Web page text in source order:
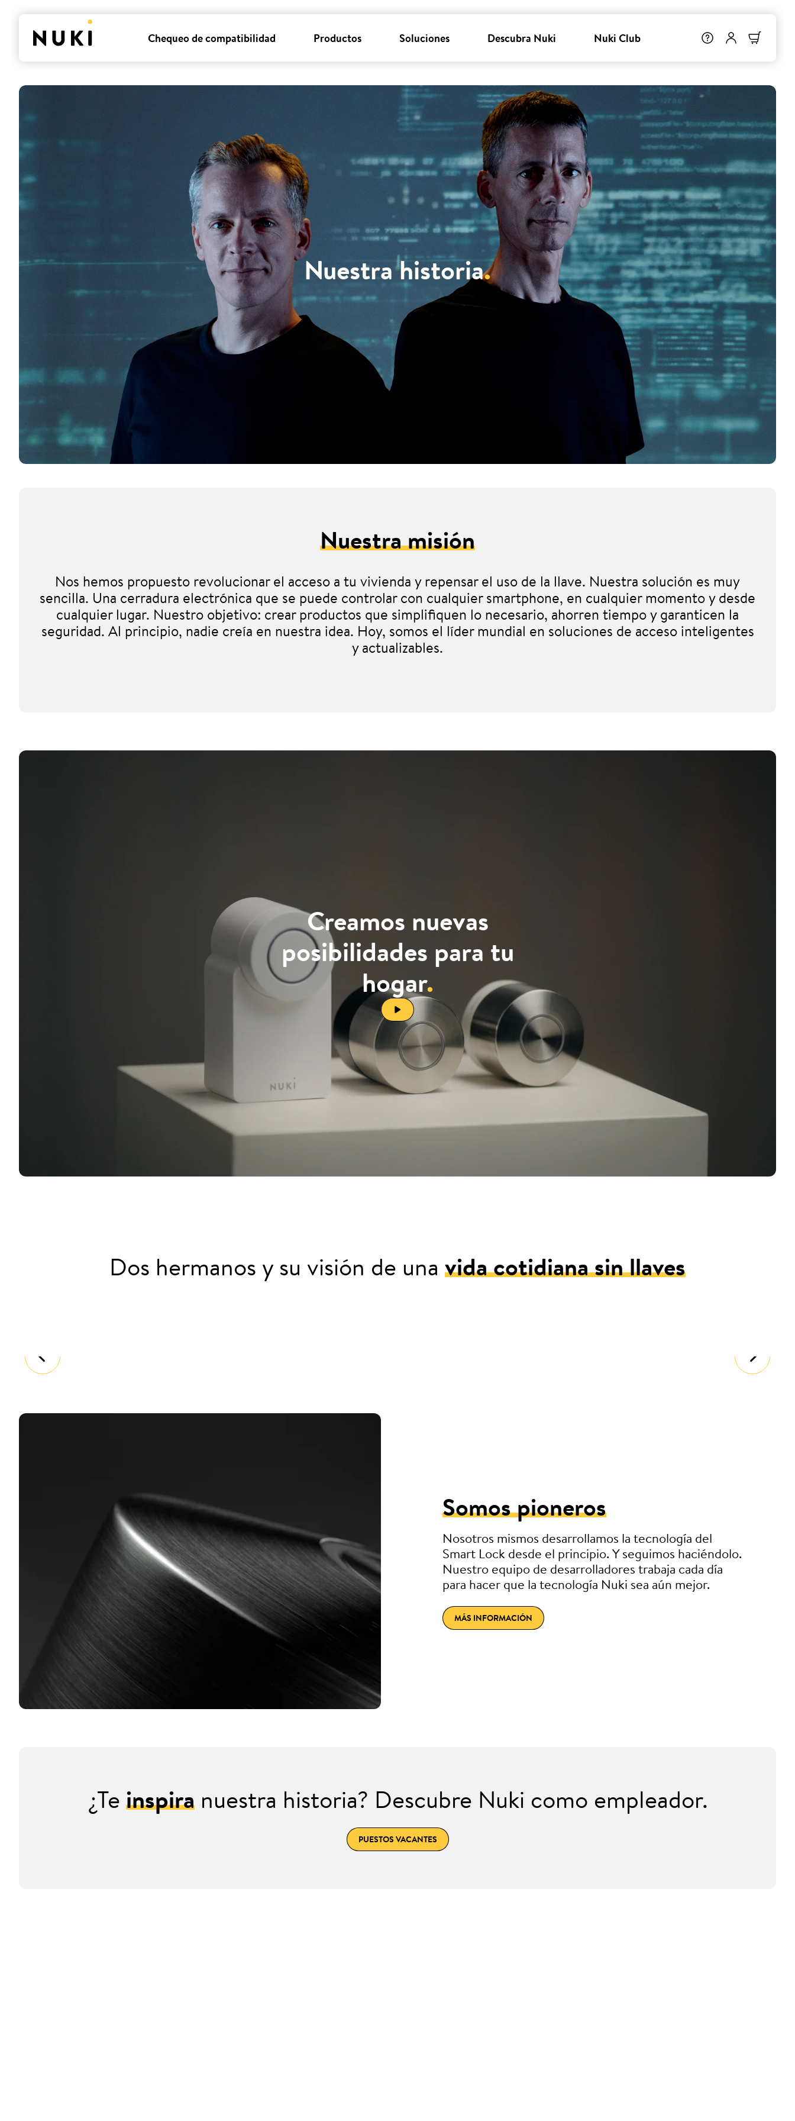
Chequeo de compatibilidad Productos Soluciones Descubra Nuki Nuki Club
Nuestra historia.
Nuestra misión
Nos hemos propuesto revolucionar el acceso a tu vivienda y repensar el uso de la llave. Nuestra solución es muy
sencilla. Una cerradura electrónica que se puede controlar con cualquier smartphone, en cualquier momento y desde
cualquier lugar. Nuestro objetivo: crear productos que simplifiquen lo necesario, ahorren tiempo y garanticen la
seguridad. Al principio, nadie creía en nuestra idea. Hoy, somos el líder mundial en soluciones de acceso inteligentes
y actualizables.
Creamos nuevas
posibilidades para tu
hogar.
Dos hermanos y su visión de una vida cotidiana sin llaves
Somos pioneros
Nosotros mismos desarrollamos la tecnología del
Smart Lock desde el principio. Y seguimos haciéndolo.
Nuestro equipo de desarrolladores trabaja cada día
para hacer que la tecnología Nuki sea aún mejor.
MÁS INFORMACIÓN
¿Teinspiranuestra historia? Descubre Nuki como empleador.
PUESTOS VACANTES